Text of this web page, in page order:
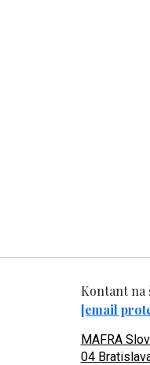
Kontant na
[email
MAFRA
04